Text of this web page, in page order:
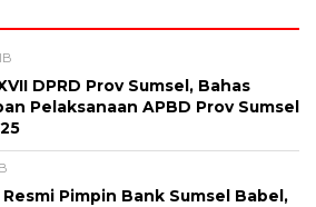
DPRD Prov Sumsel, Bahas
Pelaksanaan APBD Prov Sumsel
Pimpin Bank Sumsel Babel,